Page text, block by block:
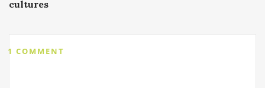
cultures
1 COMMENT